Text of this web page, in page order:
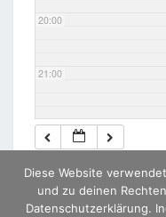
20:00
21:00
22:00
23:00
Diese Website
und zu deinen
Datenschutzerklärung.